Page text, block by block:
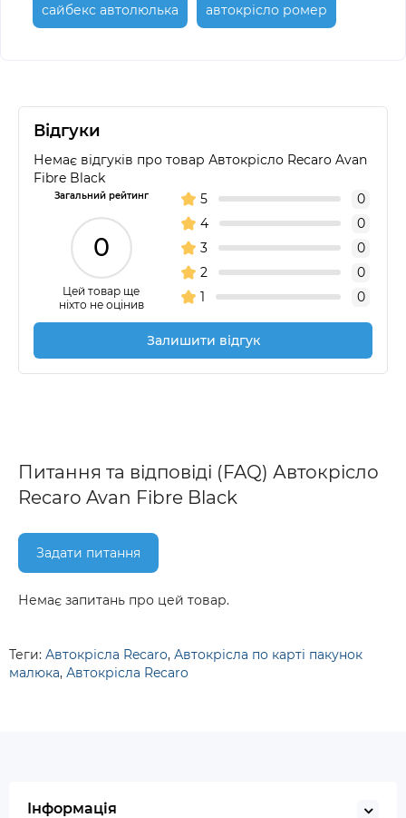
сайбекс автолюлька автокрісло ромер
Відгуки
Немає відгуків про товар Автокрісло Recaro Avan
Fibre Black
Загальний рейтинг
0
Цей товар ще
ніхто не оцінив
5
0
4
0
3
0
2
0
1
0
Залишити відгук
Питання та відповіді (FAQ) Автокрісло
Recaro Avan Fibre Black
Задати питання
Немає запитань про цей товар.
Теги: Автокрісла Recaro, Автокрісла по карті пакунок
малюка, Автокрісла Recaro
Інформація